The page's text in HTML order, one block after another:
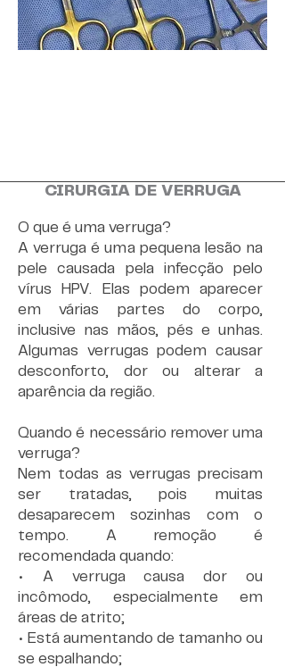
CIRURGIA DE VERRUGA
O que é uma verruga?
A verruga é uma pequena lesão na
pele causada pela infecção pelo
vírus HPV. Elas podem aparecer
em várias partes do corpo,
inclusive nas mãos, pés e unhas.
Algumas verrugas podem causar
desconforto, dor ou alterar a
aparência da região.
Quando é necessário remover uma
verruga?
Nem todas as verrugas precisam
ser tratadas, pois muitas
desaparecem sozinhas com o
tempo. A remoção é
recomendada quando:
• A verruga causa dor ou
incômodo, especialmente em
áreas de atrito;
• Está aumentando de tamanho ou
se espalhando;